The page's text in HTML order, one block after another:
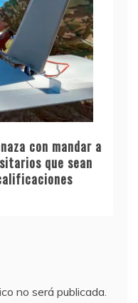
con mandar a
que sean
no será publicada.